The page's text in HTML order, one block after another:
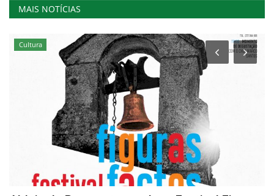
MAIS NOTÍCIAS
Cultura